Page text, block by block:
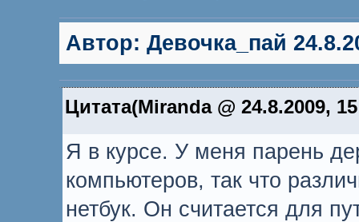
Автор: Девочка_пай
Цитата(Miranda @ 24.8.2009,
Я в курсе. У меня парень
компьютеров, так что
нетбук. Он считается для